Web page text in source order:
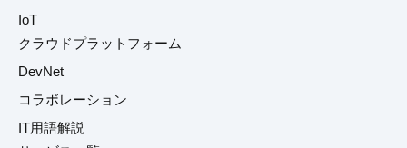
IoT
クラウドプラットフォーム
DevNet
コラボレーション
IT用語解説